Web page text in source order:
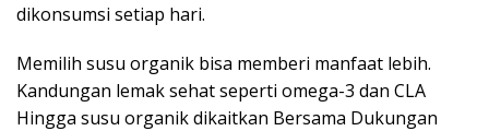
dikonsumsi setiap hari.
Memilih susu organik bisa memberi manfaat lebih.
Kandungan lemak sehat seperti omega-3 dan CLA
Hingga susu organik dikaitkan Bersama Dukungan